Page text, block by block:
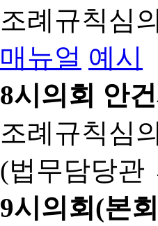
조례규칙심
매뉴얼 예시
8시의회 안
조례규칙심
(법무담당
9시의회(본